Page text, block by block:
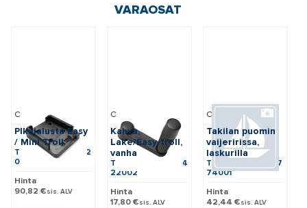
VARAOSAT
PIkajalusta Easy
/ Mini Troll
Tuotenumero: C22
07001
Cannon
Hinta
90,82 €sis. ALV
Kahva,
Lake/Easy-troll,
vanha
Tuotenumero: C04
22002
Cannon
Hinta
17,80 €sis. ALV
Takilan puomin
vaijeririssa,
laskurilla
Tuotenumero: C37
74001
Cannon
Hinta
42,44 €sis. ALV